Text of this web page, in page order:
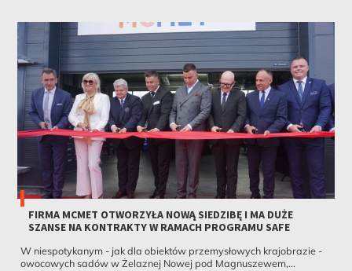
FIRMA MCMET OTWORZYŁA NOWĄ SIEDZIBĘ I MA DUŻE
SZANSE NA KONTRAKTY W RAMACH PROGRAMU SAFE
W niespotykanym - jak dla obiektów przemysłowych krajobrazie -
owocowych sadów w Żelaznej Nowej pod Magnuszewem,...